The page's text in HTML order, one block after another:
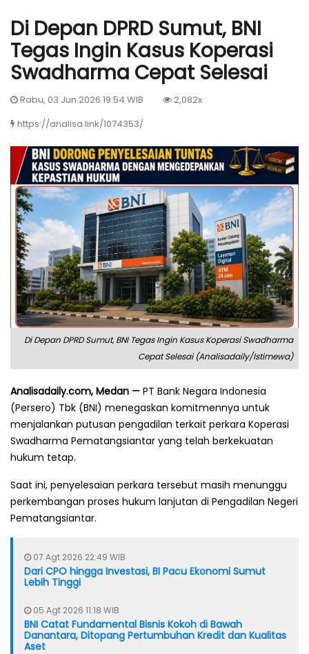
Di Depan DPRD Sumut, BNI
Tegas Ingin Kasus Koperasi
Swadharma Cepat Selesai
Rabu, 03 Jun 2026 19:54 WIB
2,082x
https://analisa.link/1074353/
Di Depan DPRD Sumut, BNI Tegas Ingin Kasus Koperasi Swadharma
Cepat Selesai (Analisadaily/Istimewa)
Analisadaily.com, Medan — PT Bank Negara Indonesia
(Persero) Tbk (BNI) menegaskan komitmennya untuk
menjalankan putusan pengadilan terkait perkara Koperasi
Swadharma Pematangsiantar yang telah berkekuatan
hukum tetap.
Saat ini, penyelesaian perkara tersebut masih menunggu
perkembangan proses hukum lanjutan di Pengadilan Negeri
Pematangsiantar.
07 Agt 2026 22:49 WIB
Dari CPO hingga Investasi, BI Pacu Ekonomi Sumut
Lebih Tinggi
05 Agt 2026 11:18 WIB
BNI Catat Fundamental Bisnis Kokoh di Bawah
Danantara, Ditopang Pertumbuhan Kredit dan Kualitas
Aset